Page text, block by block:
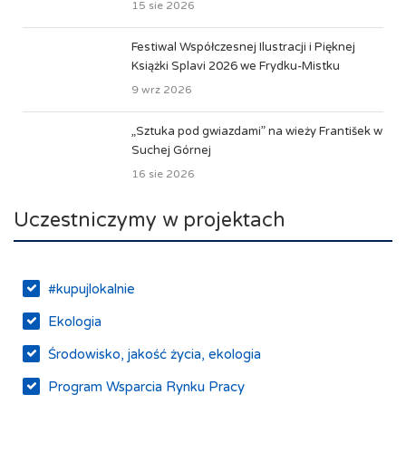
15 sie 2026
Festiwal Współczesnej Ilustracji i Pięknej
Książki Splavi 2026 we Frydku-Mistku
9 wrz 2026
„Sztuka pod gwiazdami” na wieży František w
Suchej Górnej
16 sie 2026
Uczestniczymy w projektach
#kupujlokalnie
Ekologia
Środowisko, jakość życia, ekologia
Program Wsparcia Rynku Pracy